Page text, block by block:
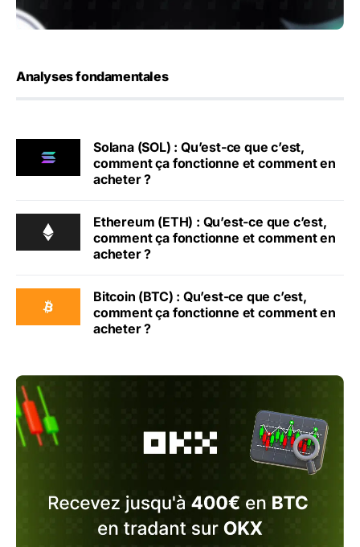
Analyses fondamentales
Solana (SOL) : Qu’est-ce que c’est,
comment ça fonctionne et comment en
acheter ?
Ethereum (ETH) : Qu’est-ce que c’est,
comment ça fonctionne et comment en
acheter ?
Bitcoin (BTC) : Qu’est-ce que c’est,
comment ça fonctionne et comment en
acheter ?